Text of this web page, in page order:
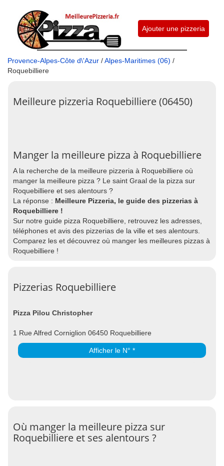
Ajouter une pizzeria
Provence-Alpes-Côte d\'Azur /Alpes-Maritimes (06) /
Roquebilliere
Meilleure pizzeria Roquebilliere (06450)
Manger la meilleure pizza à Roquebilliere
A la recherche de la meilleure pizzeria à Roquebilliere où
manger la meilleure pizza ? Le saint Graal de la pizza sur
Roquebilliere et ses alentours ?
La réponse : Meilleure Pizzeria, le guide des pizzerias à
Roquebilliere !
Sur notre guide pizza Roquebilliere, retrouvez les adresses,
téléphones et avis des pizzerias de la ville et ses alentours.
Comparez les et découvrez où manger les meilleures pizzas à
Roquebilliere !
Pizzerias Roquebilliere
Pizza Pilou Christopher
1 Rue Alfred Corniglion 06450 Roquebilliere
Afficher le N° *
Où manger la meilleure pizza sur
Roquebilliere et ses alentours ?